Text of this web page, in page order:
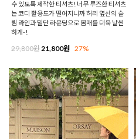
수 있도록 제작한 티셔츠! 너무 루즈한 티셔츠
는 코디 활용도가 떨어지니까 허리 옆선의 슬
림 라인과 밑단 라운딩으로 몸매를 더욱 날씬
하게-!
29,800원 21,800원 27%